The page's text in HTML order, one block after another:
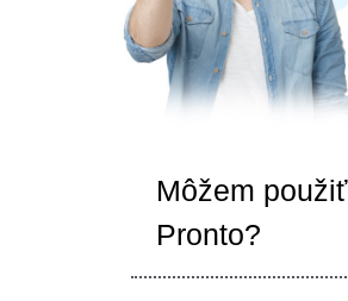
Môžem použiť
Pronto?